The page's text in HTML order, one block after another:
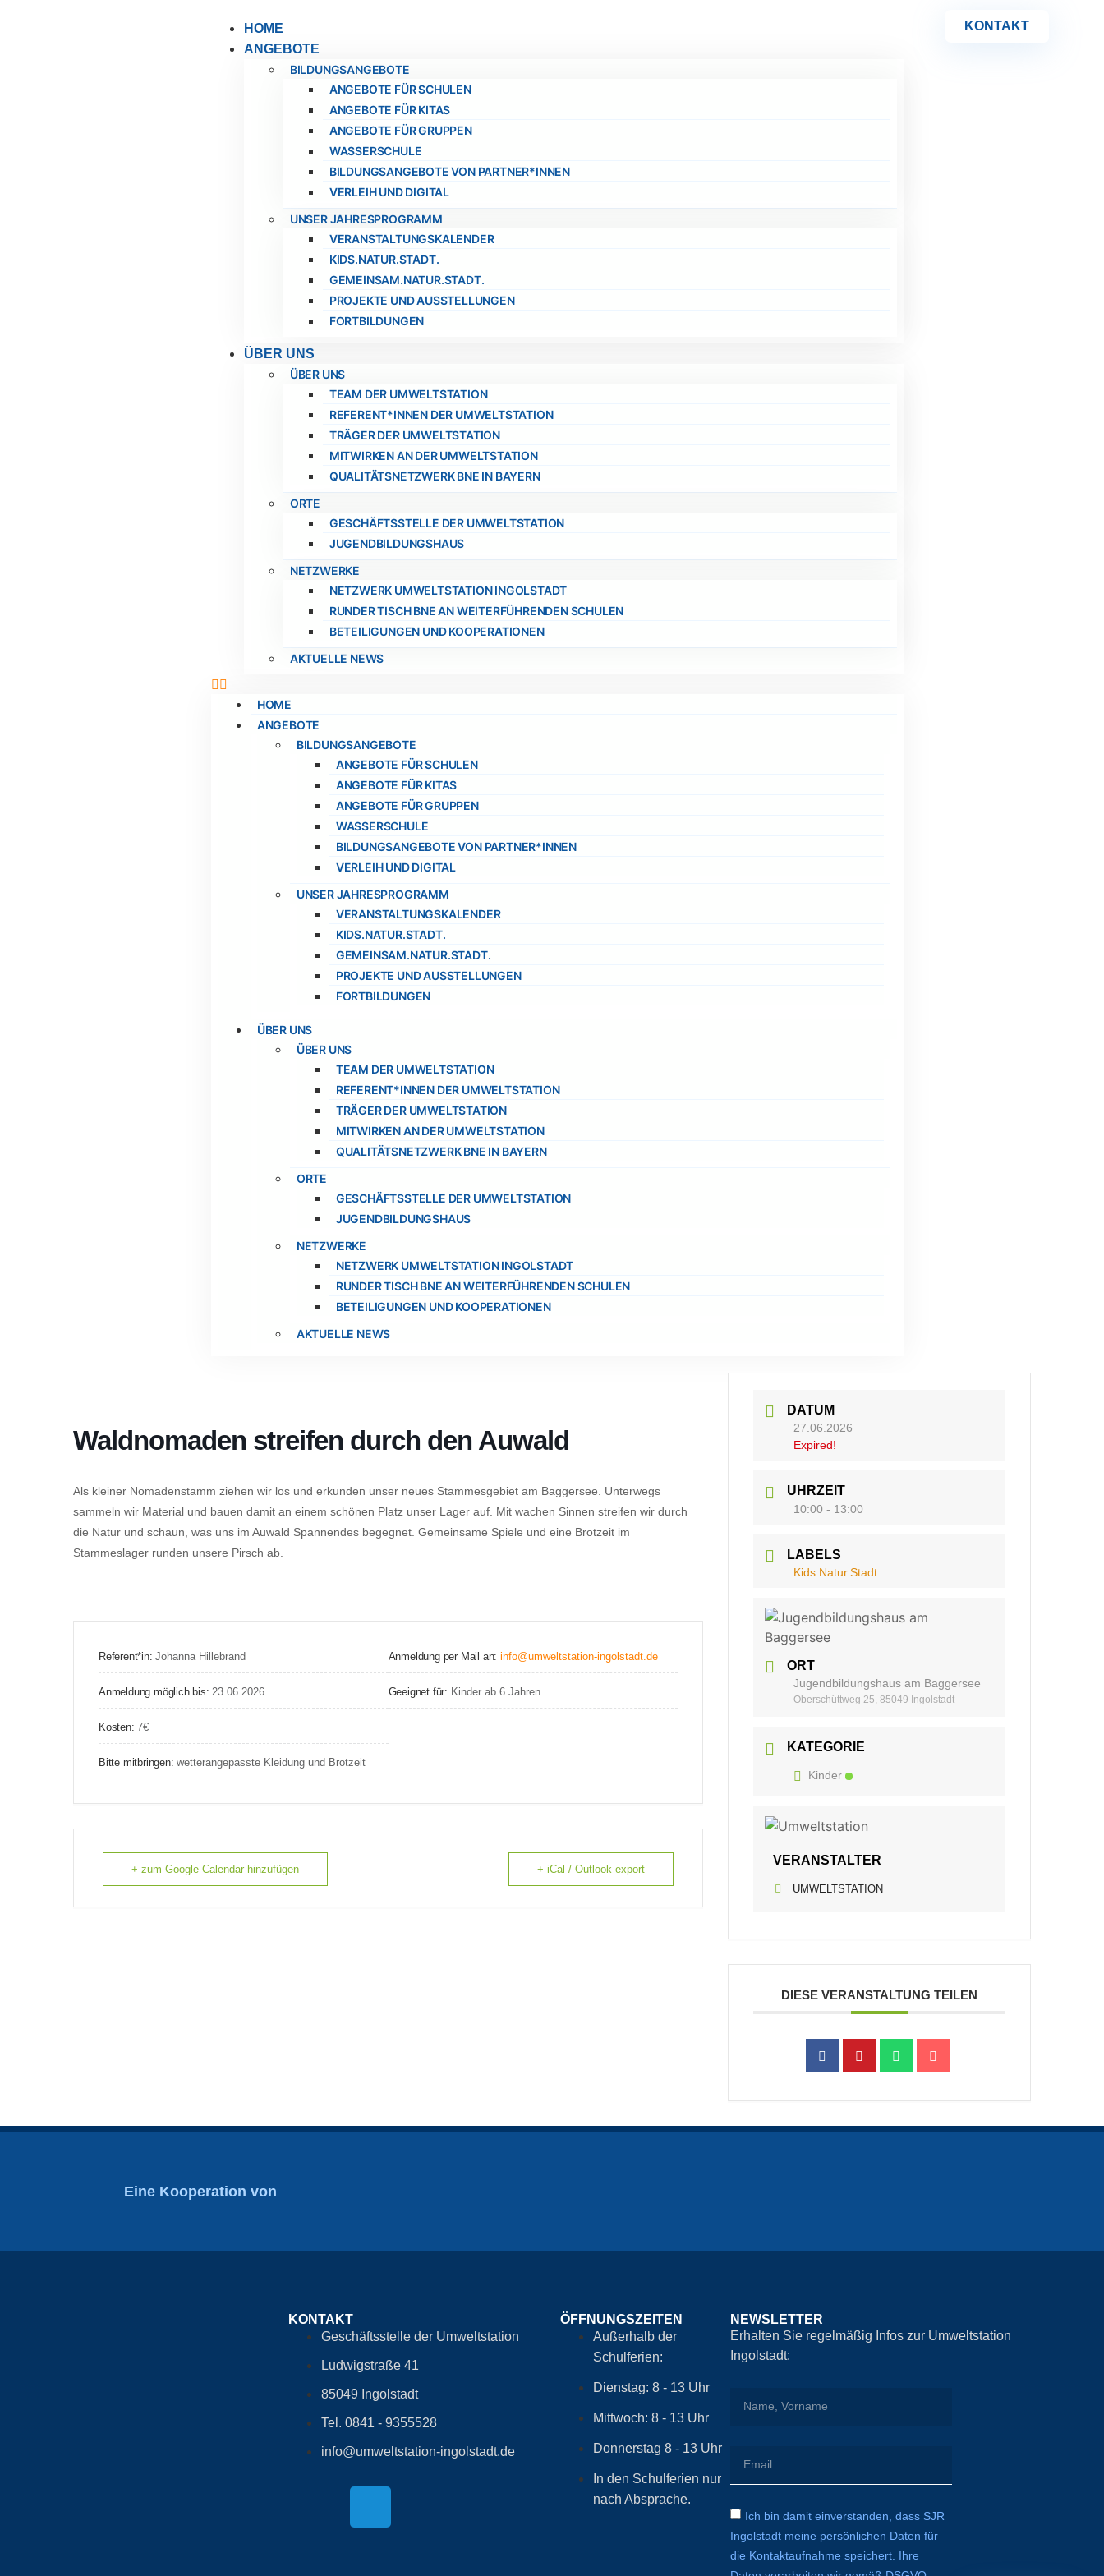
HOME
ANGEBOTE
BILDUNGSANGEBOTE
ANGEBOTE FÜR SCHULEN
ANGEBOTE FÜR KITAS
ANGEBOTE FÜR GRUPPEN
WASSERSCHULE
BILDUNGSANGEBOTE VON PARTNER*INNEN
VERLEIH UND DIGITAL
UNSER JAHRESPROGRAMM
VERANSTALTUNGSKALENDER
KIDS.NATUR.STADT.
GEMEINSAM.NATUR.STADT.
PROJEKTE UND AUSSTELLUNGEN
FORTBILDUNGEN
ÜBER UNS
ÜBER UNS
TEAM DER UMWELTSTATION
REFERENT*INNEN DER UMWELTSTATION
TRÄGER DER UMWELTSTATION
MITWIRKEN AN DER UMWELTSTATION
QUALITÄTSNETZWERK BNE IN BAYERN
ORTE
GESCHÄFTSSTELLE DER UMWELTSTATION
JUGENDBILDUNGSHAUS
NETZWERKE
NETZWERK UMWELTSTATION INGOLSTADT
RUNDER TISCH BNE AN WEITERFÜHRENDEN SCHULEN
BETEILIGUNGEN UND KOOPERATIONEN
AKTUELLE NEWS
HOME
ANGEBOTE
BILDUNGSANGEBOTE
ANGEBOTE FÜR SCHULEN
ANGEBOTE FÜR KITAS
ANGEBOTE FÜR GRUPPEN
WASSERSCHULE
BILDUNGSANGEBOTE VON PARTNER*INNEN
VERLEIH UND DIGITAL
UNSER JAHRESPROGRAMM
VERANSTALTUNGSKALENDER
KIDS.NATUR.STADT.
GEMEINSAM.NATUR.STADT.
PROJEKTE UND AUSSTELLUNGEN
FORTBILDUNGEN
ÜBER UNS
ÜBER UNS
TEAM DER UMWELTSTATION
REFERENT*INNEN DER UMWELTSTATION
TRÄGER DER UMWELTSTATION
MITWIRKEN AN DER UMWELTSTATION
QUALITÄTSNETZWERK BNE IN BAYERN
ORTE
GESCHÄFTSSTELLE DER UMWELTSTATION
JUGENDBILDUNGSHAUS
NETZWERKE
NETZWERK UMWELTSTATION INGOLSTADT
RUNDER TISCH BNE AN WEITERFÜHRENDEN SCHULEN
BETEILIGUNGEN UND KOOPERATIONEN
AKTUELLE NEWS
KONTAKT
Waldnomaden streifen durch den Auwald
Als kleiner Nomadenstamm ziehen wir los und erkunden unser neues Stammesgebiet am Baggersee. Unterwegs
sammeln wir Material und bauen damit an einem schönen Platz unser Lager auf. Mit wachen Sinnen streifen wir durch
die Natur und schaun, was uns im Auwald Spannendes begegnet. Gemeinsame Spiele und eine Brotzeit im
Stammeslager runden unsere Pirsch ab.
Referent*in:Johanna Hillebrand Anmeldung per Mail an:info@umweltstation-ingolstadt.de
Anmeldung möglich bis:23.06.2026 Geeignet für: Kinder ab 6 Jahren
Kosten:7€
Bitte mitbringen:wetterangepasste Kleidung und Brotzeit
+ zum Google Calendar hinzufügen + iCal / Outlook export
DATUM
27.06.2026
Expired!
UHRZEIT
10:00 - 13:00
LABELS
Kids.Natur.Stadt.
ORT
Jugendbildungshaus am Baggersee
Oberschüttweg 25, 85049 Ingolstadt
KATEGORIE
Kinder
VERANSTALTER
UMWELTSTATION
DIESE VERANSTALTUNG TEILEN
Eine Kooperation von
KONTAKT
Geschäftsstelle der Umweltstation
Ludwigstraße 41
85049 Ingolstadt
Tel. 0841 - 9355528
info@umweltstation-ingolstadt.de
ÖFFNUNGSZEITEN
Außerhalb der
Schulferien:
Dienstag: 8 - 13 Uhr
Mittwoch: 8 - 13 Uhr
Donnerstag 8 - 13 Uhr
In den Schulferien nur
nach Absprache.
NEWSLETTER
Erhalten Sie regelmäßig Infos zur Umweltstation
Ingolstadt:
Ich bin damit einverstanden, dass SJR
Ingolstadt meine persönlichen Daten für
die Kontaktaufnahme speichert. Ihre